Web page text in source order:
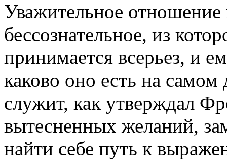
Уважительное отношение
бессознательное, из
принимается всерьез, и
каково оно есть на
служит, как утверждал
вытесненных желаний,
найти себе путь к